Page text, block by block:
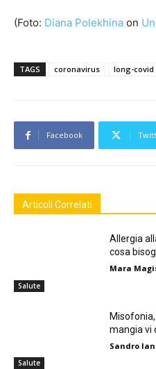
(Foto: Diana Polekhina on
TAGS coronavirus long-covid
Facebook
Articoli Correlati
Salute
Allergia
cosa
Mara
Salute
mangia vi
Sandro